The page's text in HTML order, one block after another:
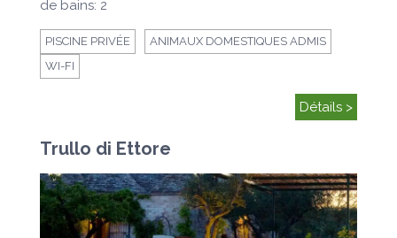
de bains: 2
PISCINE PRIVÉE
ANIMAUX DOMESTIQUES ADMIS
WI-FI
Détails >
Trullo di Ettore